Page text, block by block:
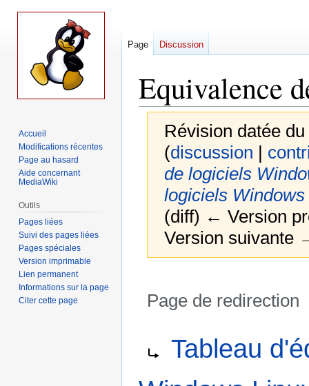
Equivalence
Révision datée
(discussion |
de logiciels
logiciels Windows
(diff) ← Version
Version suivante
Page de redirection
Tableau
Page Discussion
Accueil
Modifications récentes
Page au hasard
Aide concernant
MediaWiki
Outils
Pages liées
Suivi des pages liées
Pages spéciales
Version imprimable
Lien permanent
Informations sur la page
Citer cette page